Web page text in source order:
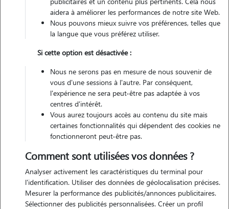
Nos dog sitters à Manom
aidera à améliorer les performances de notre site Web.
Nous pouvons mieux suivre vos préférences, telles que
la langue que vous préférez utiliser.
Si cette option est désactivée :
Nous ne serons pas en mesure de nous souvenir de
vous d'une sessions à l'autre. Par conséquent,
l'expérience ne sera peut-être pas adaptée à vos
centres d'intérêt.
Vous aurez toujours accès au contenu du site mais
certaines fonctionnalités qui dépendent des cookies ne
fonctionneront peut-être pas.
Comment sont utilisées vos données ?
Analyser activement les caractéristiques du terminal pour
l'identification. Utiliser des données de géolocalisation précises.
Mesurer la performance des publicités/annonces publicitaires.
Sélectionner des publicités personnalisées. Créer un profil